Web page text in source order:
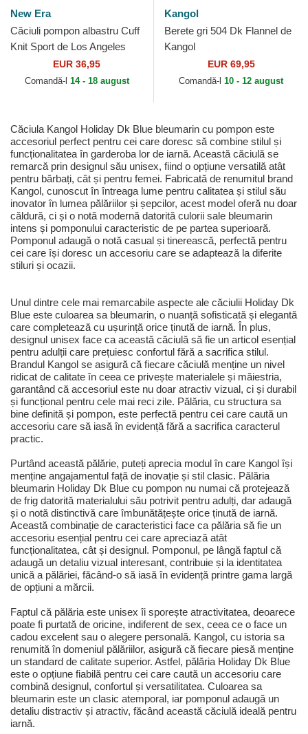
New Era
Căciuli pompon albastru Cuff
Knit Sport de Los Angeles
Dodgers MLB de New Era
EUR 36,95
Comandă-l 14 - 18 august
Kangol
Berete gri 504 Dk Flannel de
Kangol
EUR 69,95
Comandă-l 10 - 12 august
Căciula Kangol Holiday Dk Blue bleumarin cu pompon este
accesoriul perfect pentru cei care doresc să combine stilul și
funcționalitatea în garderoba lor de iarnă. Această căciulă se
remarcă prin designul său unisex, fiind o opțiune versatilă atât
pentru bărbați, cât și pentru femei. Fabricată de renumitul brand
Kangol, cunoscut în întreaga lume pentru calitatea și stilul său
inovator în lumea pălăriilor și șepcilor, acest model oferă nu doar
căldură, ci și o notă modernă datorită culorii sale bleumarin
intens și pomponului caracteristic de pe partea superioară.
Pomponul adaugă o notă casual și tinerească, perfectă pentru
cei care își doresc un accesoriu care se adaptează la diferite
stiluri și ocazii.
Unul dintre cele mai remarcabile aspecte ale căciulii Holiday Dk
Blue este culoarea sa bleumarin, o nuanță sofisticată și elegantă
care completează cu ușurință orice ținută de iarnă. În plus,
designul unisex face ca această căciulă să fie un articol esențial
pentru adulții care prețuiesc confortul fără a sacrifica stilul.
Brandul Kangol se asigură că fiecare căciulă menține un nivel
ridicat de calitate în ceea ce privește materialele și măiestria,
garantând că accesoriul este nu doar atractiv vizual, ci și durabil
și funcțional pentru cele mai reci zile. Pălăria, cu structura sa
bine definită și pompon, este perfectă pentru cei care caută un
accesoriu care să iasă în evidență fără a sacrifica caracterul
practic.
Purtând această pălărie, puteți aprecia modul în care Kangol își
menține angajamentul față de inovație și stil clasic. Pălăria
bleumarin Holiday Dk Blue cu pompon nu numai că protejează
de frig datorită materialului său potrivit pentru adulți, dar adaugă
și o notă distinctivă care îmbunătățește orice ținută de iarnă.
Această combinație de caracteristici face ca pălăria să fie un
accesoriu esențial pentru cei care apreciază atât
funcționalitatea, cât și designul. Pomponul, pe lângă faptul că
adaugă un detaliu vizual interesant, contribuie și la identitatea
unică a pălăriei, făcând-o să iasă în evidență printre gama largă
de opțiuni a mărcii.
Faptul că pălăria este unisex îi sporește atractivitatea, deoarece
poate fi purtată de oricine, indiferent de sex, ceea ce o face un
cadou excelent sau o alegere personală. Kangol, cu istoria sa
renumită în domeniul pălăriilor, asigură că fiecare piesă menține
un standard de calitate superior. Astfel, pălăria Holiday Dk Blue
este o opțiune fiabilă pentru cei care caută un accesoriu care
combină designul, confortul și versatilitatea. Culoarea sa
bleumarin este un clasic atemporal, iar pomponul adaugă un
detaliu distractiv și atractiv, făcând această căciulă ideală pentru
iarnă.